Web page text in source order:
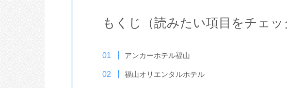
もくじ（読みたい項目をチェッ
アンカーホテル福山
福山オリエンタルホテル